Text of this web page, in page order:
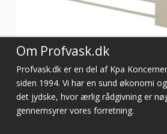
Om Profvask.dk
Profvask.dk er en del af Kpa
siden 1994. Vi har en sund økonomi
det jydske, hvor ærlig rådgivning er
gennemsyrer vores forretning.